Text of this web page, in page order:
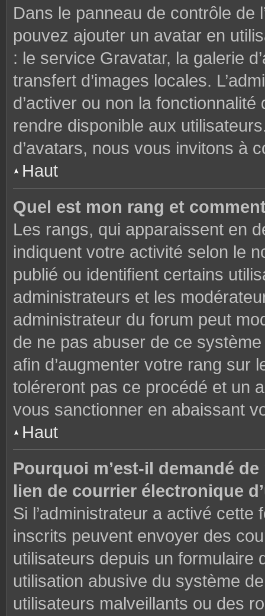
Dans le panneau de contrôle de
pouvez ajouter un avatar en
: le service Gravatar, la galerie
transfert d’images locales.
d’activer ou non la
rendre disponible aux
d’avatars, nous vous invitons à
Haut
Quel est mon rang et
Les rangs, qui apparaissent en
indiquent votre activité selon le
publié ou identifient certains
administrateurs et les
administrateur du forum peut
de ne pas abuser de ce
afin d’augmenter votre rang sur
toléreront pas ce procédé et un
vous sanctionner en abaissant
Haut
Pourquoi m’est-il demandé
lien de courrier électronique
Si l’administrateur a activé
inscrits peuvent envoyer des
utilisateurs depuis un formulaire
utilisation abusive du système
utilisateurs malveillants ou des